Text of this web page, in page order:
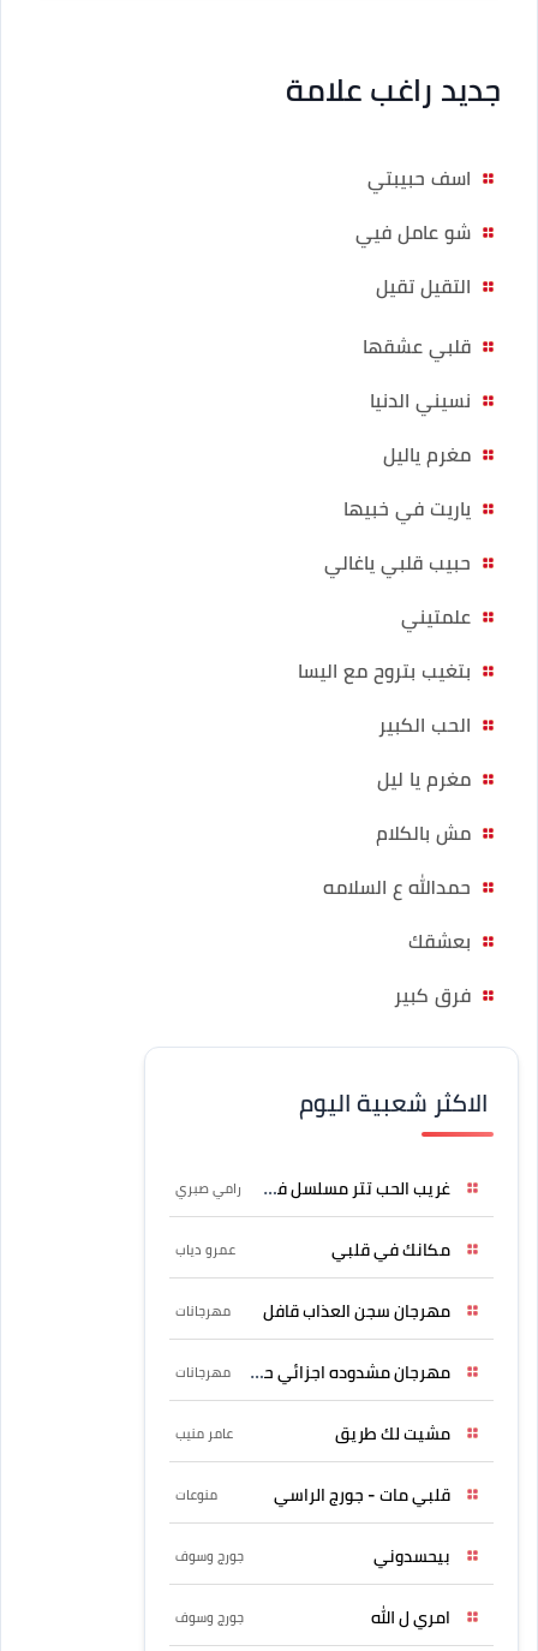
جديد راغب علامة
اسف حبيبتي
شو عامل فيي
التقيل تقيل
قلبي عشقها
نسيني الدنيا
مغرم ياليل
ياريت في خبيها
حبيب قلبي ياغالي
علمتيني
بتغيب بتروح مع اليسا
الحب الكبير
مغرم يا ليل
مش بالكلام
حمدالله ع السلامه
بعشقك
فرق كبير
الاكثر شعبية اليوم
غريب الحب تتر مسلسل فرصة رامي صبري
مكانك في قلبي عمرو دياب
مهرجان سجن العذاب قافل مهرجانات
مهرجان مشدوده اجزائي حربونى مهرجانات
مشيت لك طريق عامر منيب
قلبي مات - جورج الراسي منوعات
بيحسدوني جورج وسوف
امري ل الله جورج وسوف